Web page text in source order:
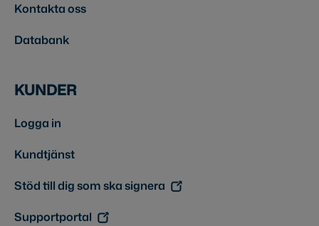
Kontakta oss
Databank
KUNDER
Logga in
Kundtjänst
Stöd till dig som ska signera
Supportportal